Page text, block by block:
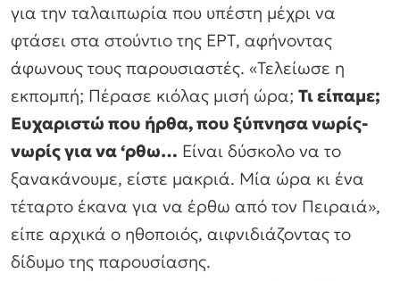
για την ταλαιπωρία που υπέστη μέχρι να
φτάσει στα στούντιο της ΕΡΤ, αφήνοντας
άφωνους τους παρουσιαστές. «Τελείωσε η
εκπομπή; Πέρασε κιόλας μισή ώρα; Τι είπαμε;
Ευχαριστώ που ήρθα, που ξύπνησα νωρίς-
νωρίς για να ‘ρθω… Είναι δύσκολο να το
ξανακάνουμε, είστε μακριά. Μία ώρα κι ένα
τέταρτο έκανα για να έρθω από τον Πειραιά»,
είπε αρχικά ο ηθοποιός, αιφνιδιάζοντας το
δίδυμο της παρουσίασης.